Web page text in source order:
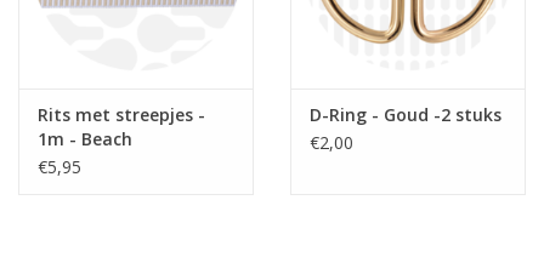
Rits met streepjes -
1m - Beach
€5,95
D-Ring - Goud -2 stuks
€2,00